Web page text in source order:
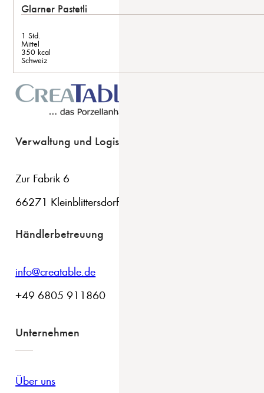
Glarner Pastetli
1 Std.
Mittel
350 kcal
Schweiz
Verwaltung und Logistik
Zur Fabrik 6
66271 Kleinblittersdorf
Händlerbetreuung
info@creatable.de
+49 6805 911860
Unternehmen
Über uns